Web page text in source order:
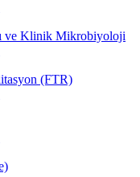
ve Klinik Mikrobiyoloji
(FTR)